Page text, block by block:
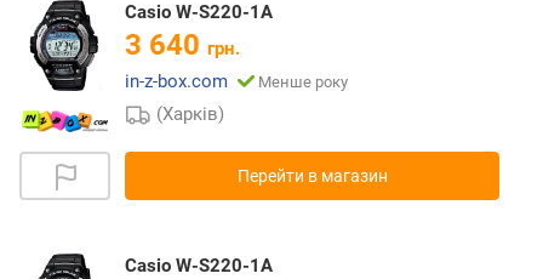
Casio W-S220-1A
3 640 грн.
in-z-box.com
Менше року
(Харків)
Перейти в магазин
Casio W-S220-1A